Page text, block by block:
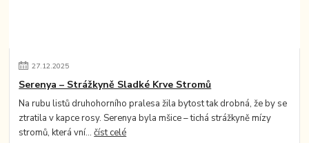
27.12.2025
Serenya – Strážkyně Sladké Krve Stromů
Na rubu listů druhohorního pralesa žila bytost tak drobná, že by se
ztratila v kapce rosy. Serenya byla mšice – tichá strážkyně mízy
stromů, která vní...číst celé